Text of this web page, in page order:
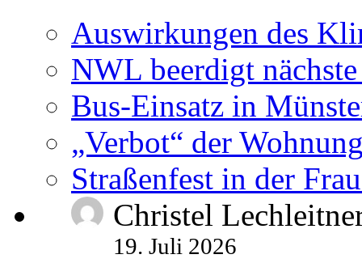
Auswirkungen des
NWL beerdigt
Bus-Einsatz in
„Verbot“ der
Straßenfest in der
Christel
19. Juli 2026